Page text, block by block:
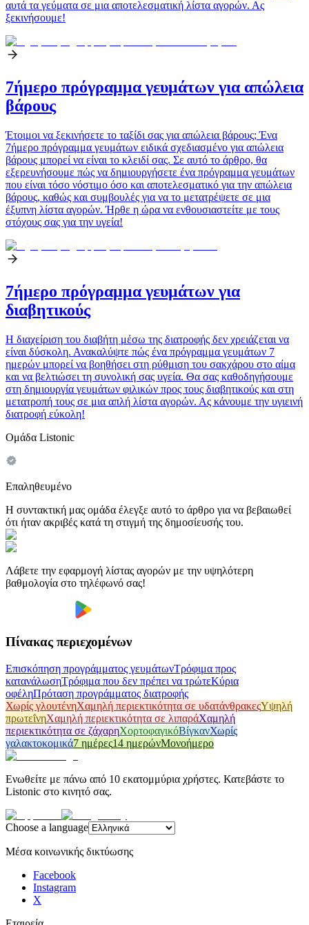
αυτά τα γεύματα σε μια αποτελεσματική λίστα αγορών. Ας
ξεκινήσουμε!
7ήμερο πρόγραμμα γευμάτων για απώλεια
βάρους
Έτοιμοι να ξεκινήσετε το ταξίδι σας για απώλεια βάρους; Ένα
7ήμερο πρόγραμμα γευμάτων ειδικά σχεδιασμένο για απώλεια
βάρους μπορεί να είναι το κλειδί σας. Σε αυτό το άρθρο, θα
εξερευνήσουμε πώς να δημιουργήσετε ένα πρόγραμμα γευμάτων
που είναι τόσο νόστιμο όσο και αποτελεσματικό για την απώλεια
βάρους, καθώς και συμβουλές για να το μετατρέψετε σε μια
έξυπνη λίστα αγορών. Ήρθε η ώρα να ενθουσιαστείτε με τους
στόχους σας για την υγεία!
7ήμερο πρόγραμμα γευμάτων για
διαβητικούς
Η διαχείριση του διαβήτη μέσω της διατροφής δεν χρειάζεται να
είναι δύσκολη. Ανακαλύψτε πώς ένα πρόγραμμα γευμάτων 7
ημερών μπορεί να βοηθήσει στη ρύθμιση του σακχάρου στο αίμα
και να βελτιώσει τη συνολική σας υγεία. Θα σας καθοδηγήσουμε
στη δημιουργία γευμάτων φιλικών προς τους διαβητικούς και στη
μετατροπή τους σε μια απλή λίστα αγορών. Ας κάνουμε την υγιεινή
διατροφή εύκολη!
Ομάδα Listonic
Επαληθευμένο
Η συντακτική μας ομάδα έλεγξε αυτό το άρθρο για να βεβαιωθεί
ότι ήταν ακριβές κατά τη στιγμή της δημοσίευσής του.
Λάβετε την εφαρμογή λίστας αγορών με την υψηλότερη
βαθμολογία στο τηλέφωνό σας!
Πίνακας περιεχομένων
Επισκόπηση προγράμματος γευμάτωνΤρόφιμα προς
κατανάλωσηΤρόφιμα που δεν πρέπει να τρώτεΚύρια
οφέληΠρόταση προγράμματος διατροφής
Χωρίς γλουτένηΧαμηλή περιεκτικότητα σε υδατάνθρακεςΥψηλή
πρωτεΐνηΧαμηλή περιεκτικότητα σε λιπαράΧαμηλή
περιεκτικότητα σε ζάχαρηΧορτοφαγικόΒίγκανΧωρίς
γαλακτοκομικά7 ημέρες14 ημερώνΜονοήμερο
Ενωθείτε με πάνω από 10 εκατομμύρια χρήστες. Κατεβάστε το
Listonic στο κινητό σας.
Choose a language
Μέσα κοινωνικής δικτύωσης
Facebook
Instagram
X